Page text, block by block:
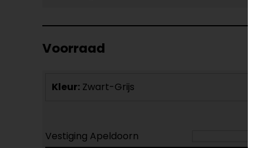
Voorraad
Kleur: Zwart-Grijs
Vestiging Apeldoorn